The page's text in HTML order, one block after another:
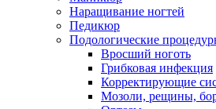
Наращивание ногтей
Педикюр
Подологические
Вросший ноготь
Грибковая инфекция
Корректирующие
Мозоли, рещины,